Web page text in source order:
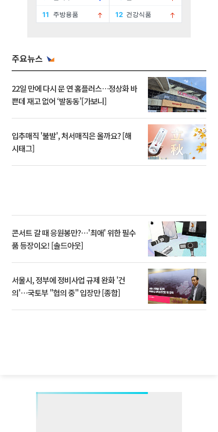
주요뉴스
22일 만에 다시 문 연 홈플러스…정상화 바
쁜데 재고 없어 ‘발동동’[가보니]
입추매직 '불발', 처서매직은 올까요? [해
시태그]
콘서트 갈 때 응원봉만?⋯'최애' 위한 필수
품 등장이오! [솔드아웃]
서울시, 정부에 정비사업 규제 완화 '건
의'⋯국토부 "협의 중" 입장만 [종합]